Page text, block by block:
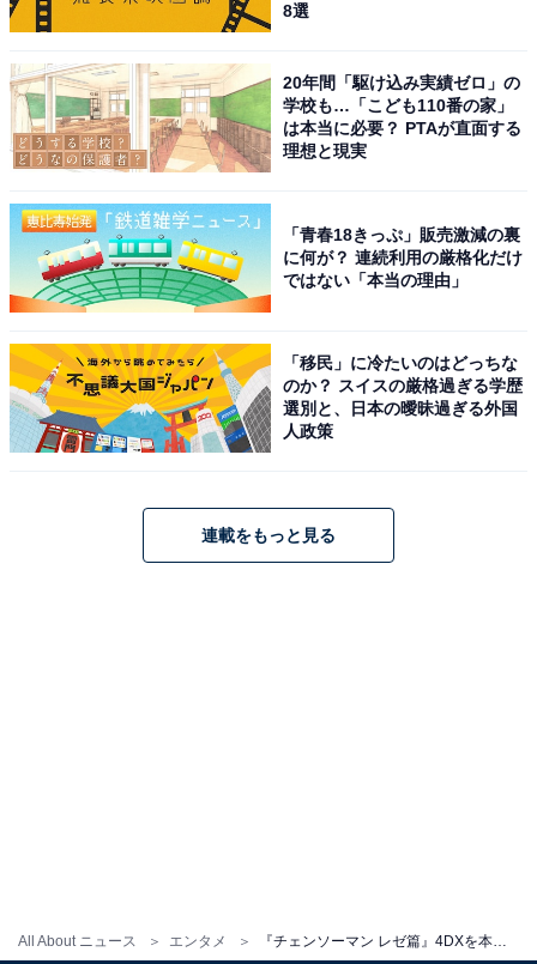
All About ニュース エンタメ
8選
20年間「駆け込み実績ゼロ」の
学校も…「こども110番の家」
は本当に必要？ PTAが直面する
理想と現実
「青春18きっぷ」販売激減の裏
に何が？ 連続利用の厳格化だけ
ではない「本当の理由」
「移民」に冷たいのはどっちな
のか？ スイスの厳格過ぎる学歴
選別と、日本の曖昧過ぎる外国
人政策
連載をもっと見る